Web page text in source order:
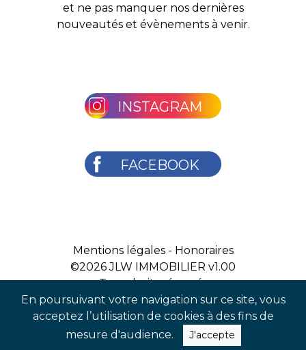
En poursuivant votre navigation sur ce site, vous
acceptez l’utilisation de cookies à des fins de
mesure d'audience.
J'accepte
et ne pas manquer nos dernières
nouveautés et évènements à venir.
INSTAGRAM
FACEBOOK
Mentions légales- Honoraires
©2026JLW IMMOBILIER v1.00
Tous droits réservés